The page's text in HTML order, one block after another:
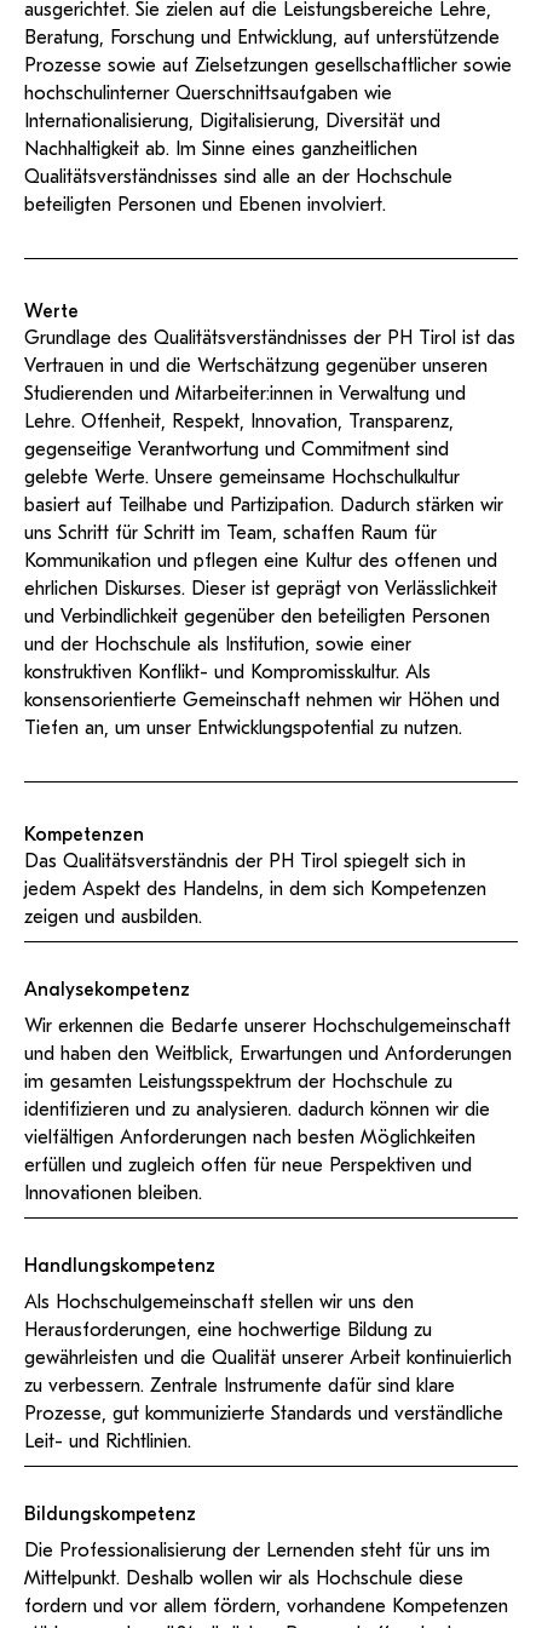
ausgerichtet. Sie zielen auf die Leistungsbereiche Lehre,
Beratung, Forschung und Entwicklung, auf unterstützende
Prozesse sowie auf Zielsetzungen gesellschaftlicher sowie
hochschulinterner Querschnittsaufgaben wie
Internationalisierung, Digitalisierung, Diversität und
Nachhaltigkeit ab. Im Sinne eines ganzheitlichen
Qualitätsverständnisses sind alle an der Hochschule
beteiligten Personen und Ebenen involviert.
Werte
Grundlage des Qualitätsverständnisses der PH Tirol ist das
Vertrauen in und die Wertschätzung gegenüber unseren
Studierenden und Mitarbeiter:innen in Verwaltung und
Lehre. Offenheit, Respekt, Innovation, Transparenz,
gegenseitige Verantwortung und Commitment sind
gelebte Werte. Unsere gemeinsame Hochschulkultur
basiert auf Teilhabe und Partizipation. Dadurch stärken wir
uns Schritt für Schritt im Team, schaffen Raum für
Kommunikation und pflegen eine Kultur des offenen und
ehrlichen Diskurses. Dieser ist geprägt von Verlässlichkeit
und Verbindlichkeit gegenüber den beteiligten Personen
und der Hochschule als Institution, sowie einer
konstruktiven Konflikt- und Kompromisskultur. Als
konsensorientierte Gemeinschaft nehmen wir Höhen und
Tiefen an, um unser Entwicklungspotential zu nutzen.
Kompetenzen
Das Qualitätsverständnis der PH Tirol spiegelt sich in
jedem Aspekt des Handelns, in dem sich Kompetenzen
zeigen und ausbilden.
Analysekompetenz
Wir erkennen die Bedarfe unserer Hochschulgemeinschaft
und haben den Weitblick, Erwartungen und Anforderungen
im gesamten Leistungsspektrum der Hochschule zu
identifizieren und zu analysieren. dadurch können wir die
vielfältigen Anforderungen nach besten Möglichkeiten
erfüllen und zugleich offen für neue Perspektiven und
Innovationen bleiben.
Handlungskompetenz
Als Hochschulgemeinschaft stellen wir uns den
Herausforderungen, eine hochwertige Bildung zu
gewährleisten und die Qualität unserer Arbeit kontinuierlich
zu verbessern. Zentrale Instrumente dafür sind klare
Prozesse, gut kommunizierte Standards und verständliche
Leit- und Richtlinien.
Bildungskompetenz
Die Professionalisierung der Lernenden steht für uns im
Mittelpunkt. Deshalb wollen wir als Hochschule diese
fordern und vor allem fördern, vorhandene Kompetenzen
recherchierte Kurzvideos und
Dokumentationen in
öffentlich-rechtlicher Qualität.
Support
wissenschaftlichen Arbeiten
Anleitung
Antragsformular
Konto
Web-basiertes Tool zum
sicheren Versand großer
Dateien.
ServiceWebHilfe
BA/MA Anträge,
Forschungsanträge, Formulare,
…
Support-Webadmin
PH Online Hilfe
Hilfe & Support
Bitte kontaktieren Sie unsere Mitarbeiter:innen nicht über
die persönliche Mailadresse, sondern über den oben
angegebenen Hilfebutton.
Ideen und Verbesserungen Campus
Login Webredaktion